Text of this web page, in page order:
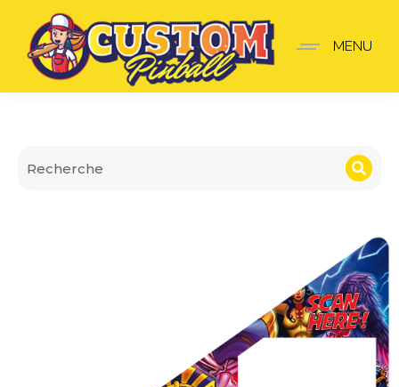
Insider premium Iron
MENU